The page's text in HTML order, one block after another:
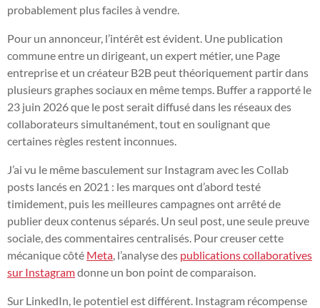
probablement plus faciles à vendre.
Pour un annonceur, l’intérêt est évident. Une publication
commune entre un dirigeant, un expert métier, une Page
entreprise et un créateur B2B peut théoriquement partir dans
plusieurs graphes sociaux en même temps. Buffer a rapporté le
23 juin 2026 que le post serait diffusé dans les réseaux des
collaborateurs simultanément, tout en soulignant que
certaines règles restent inconnues.
J’ai vu le même basculement sur Instagram avec les Collab
posts lancés en 2021 : les marques ont d’abord testé
timidement, puis les meilleures campagnes ont arrêté de
publier deux contenus séparés. Un seul post, une seule preuve
sociale, des commentaires centralisés. Pour creuser cette
mécanique côté Meta , l’analyse des publications collaboratives
sur Instagramdonne un bon point de comparaison.
Sur LinkedIn, le potentiel est différent. Instagram récompense